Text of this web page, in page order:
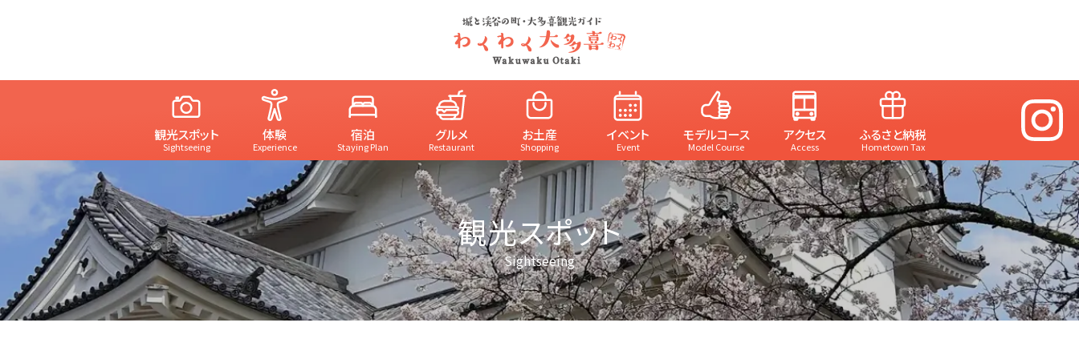
観光スポット
Sightseeing
体験
Experience
宿泊
Staying Plan
グルメ
Restaurant
お土産
Shopping
イベント
Event
モデルコース
Model Course
アクセス
Access
ふるさと納税
Hometown Tax
観光スポット
Sightseeing